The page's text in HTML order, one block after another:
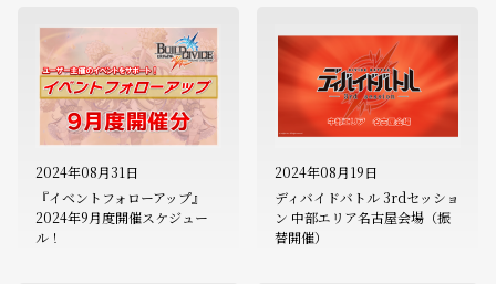
2024年08月31日
『イベントフォローアップ』
2024年9月度開催スケジュー
ル！
2024年08月19日
ディバイドバトル 3rdセッショ
ン 中部エリア名古屋会場（振
替開催）